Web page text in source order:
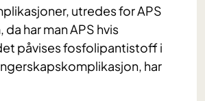
utredes for APS
har man APS hvis
påvises fosfolipantistoff i
har